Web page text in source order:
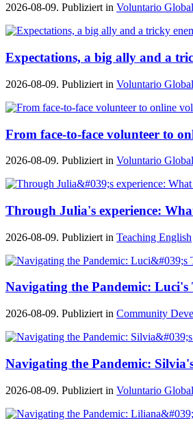
2026-08-09. Publiziert in Voluntario
Expectations, a big ally and a
2026-08-09. Publiziert in Voluntario
From face-to-face volunteer to
2026-08-09. Publiziert in Voluntario
Through Julia's experience:
2026-08-09. Publiziert in Teaching English
Navigating the Pandemic: Luci's
2026-08-09. Publiziert in Community
Navigating the Pandemic:
2026-08-09. Publiziert in Voluntario